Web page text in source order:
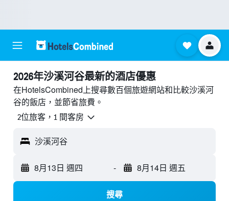
2026年沙溪河谷最新的酒店優惠
在HotelsCombined上搜尋數百個旅遊網站和比較沙溪河
谷的飯店，並節省旅費。
2位旅客，1 間客房
沙溪河谷
8月13日 週四 - 8月14日 週五
搜尋